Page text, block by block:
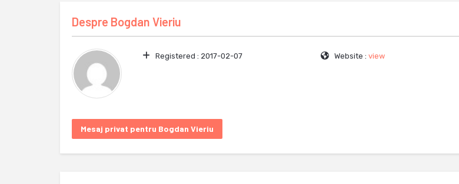
Despre Bogdan Vieriu
Registered : 2017-02-07 Website : view
Mesaj privat pentru Bogdan Vieriu